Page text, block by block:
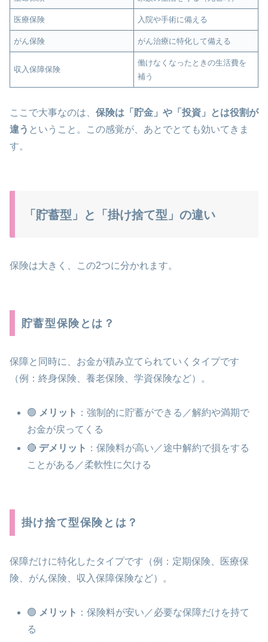
医療保険 入院や手術に備える
がん保険 がん治療に特化して備える
収入保障保険
働けなくなったときの生活費を
補う
ここで大事なのは、 保険は「貯金」や「投資」とは役割が
違う ということ。この感覚が、あとでとても効いてきま
す。
「貯蓄型」と「掛け捨て型」の違い
保険は大きく、この2つに分かれます。
貯蓄型保険とは？
保障と同時に、お金が積み立てられていくタイプです
（例：終身保険、養老保険、学資保険など）。
🟢 メリット ：強制的に貯蓄ができる／解約や満期で
お金が戻ってくる
🔴 デメリット ：保険料が高い／途中解約で損をする
ことがある／柔軟性に欠ける
掛け捨て型保険とは？
保障だけに特化したタイプです（例：定期保険、医療保
険、がん保険、収入保障保険など）。
🟢 メリット ：保険料が安い／必要な保障だけを持て
る